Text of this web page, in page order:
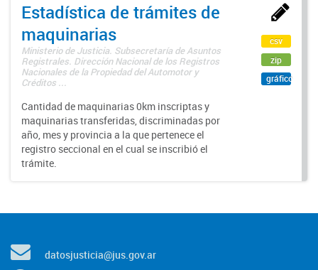
Estadística de trámites de
maquinarias
Ministerio de Justicia. Subsecretaría de Asuntos
Registrales. Dirección Nacional de los Registros
Nacionales de la Propiedad del Automotor y
Créditos ...
Cantidad de maquinarias 0km inscriptas y
maquinarias transferidas, discriminadas por
año, mes y provincia a la que pertenece el
registro seccional en el cual se inscribió el
trámite.
csv
zip
gráfico
datosjusticia@jus.gov.ar